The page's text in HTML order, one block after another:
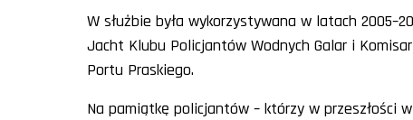
W służbie była wykorzystywana w latach
Jacht Klubu Policjantów Wodnych Galar i
Portu Praskiego.
Na pamiątkę policjantów – którzy w przeszłości